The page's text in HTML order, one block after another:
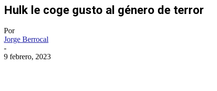
Hulk le coge gusto al género de terror
Por
Jorge Berrocal
-
9 febrero, 2023